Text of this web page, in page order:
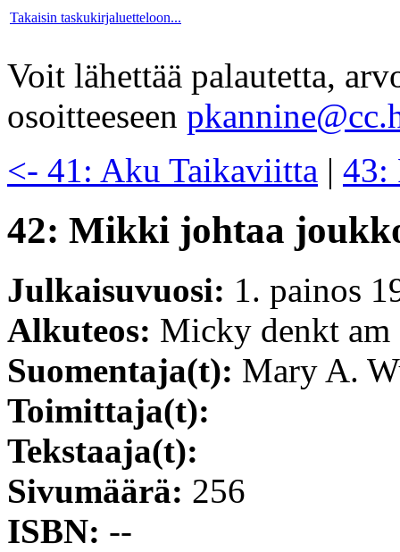
Takaisin taskukirjaluetteloon...
Voit lähettää palautetta,
osoitteeseen
<- 41: Aku Taikaviitta | 43:
42: Mikki johtaa
Julkaisuvuosi: 1. painos
Alkuteos: Micky denkt am
Suomentaja(t): Mary A.
Toimittaja(t):
Tekstaaja(t):
Sivumäärä: 256
ISBN: --